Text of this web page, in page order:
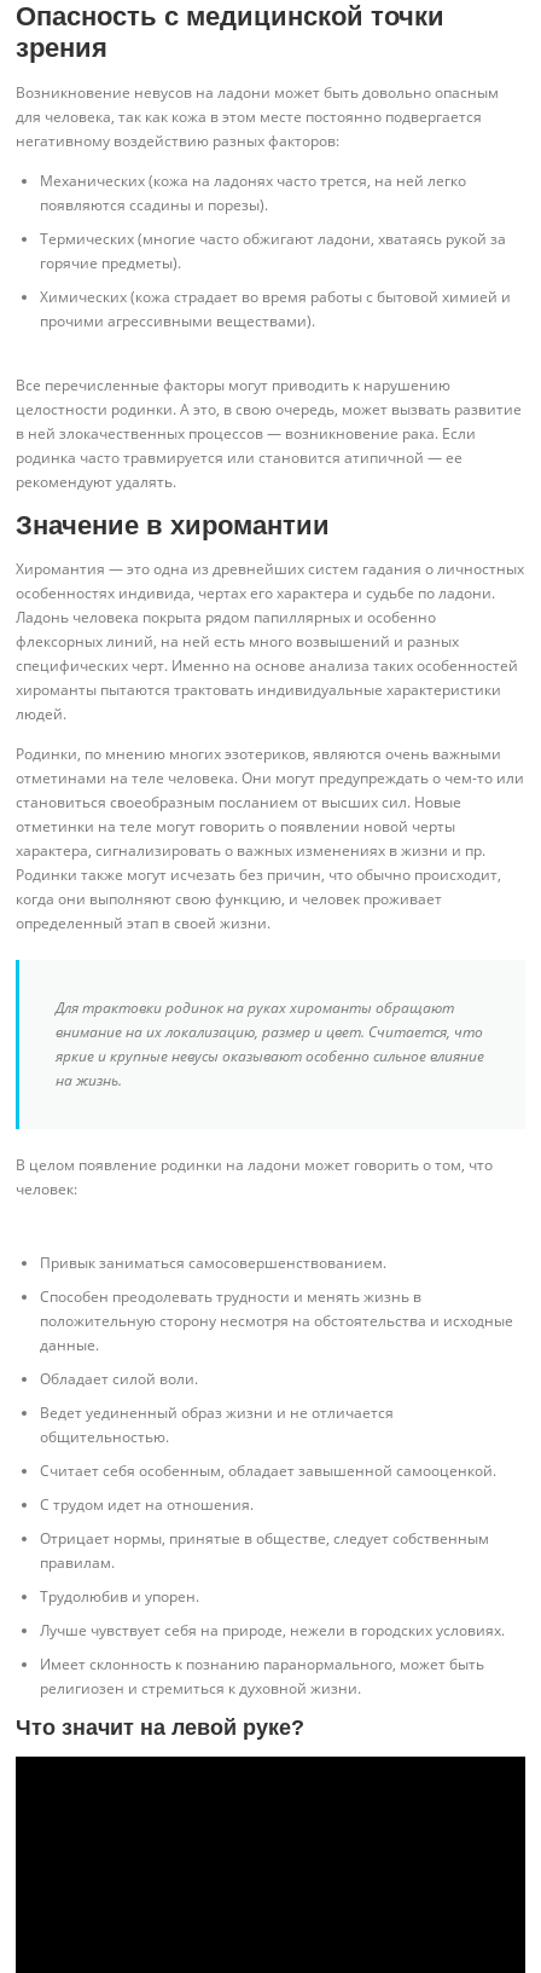
Опасность с медицинской точки
зрения
Возникновение невусов на ладони может быть довольно опасным
для человека, так как кожа в этом месте постоянно подвергается
негативному воздействию разных факторов:
Механических (кожа на ладонях часто трется, на ней легко
появляются ссадины и порезы).
Термических (многие часто обжигают ладони, хватаясь рукой за
горячие предметы).
Химических (кожа страдает во время работы с бытовой химией и
прочими агрессивными веществами).
Все перечисленные факторы могут приводить к нарушению
целостности родинки. А это, в свою очередь, может вызвать развитие
в ней злокачественных процессов — возникновение рака. Если
родинка часто травмируется или становится атипичной — ее
рекомендуют удалять.
Значение в хиромантии
Хиромантия — это одна из древнейших систем гадания о личностных
особенностях индивида, чертах его характера и судьбе по ладони.
Ладонь человека покрыта рядом папиллярных и особенно
флексорных линий, на ней есть много возвышений и разных
специфических черт. Именно на основе анализа таких особенностей
хироманты пытаются трактовать индивидуальные характеристики
людей.
Родинки, по мнению многих эзотериков, являются очень важными
отметинами на теле человека. Они могут предупреждать о чем-то или
становиться своеобразным посланием от высших сил. Новые
отметинки на теле могут говорить о появлении новой черты
характера, сигнализировать о важных изменениях в жизни и пр.
Родинки также могут исчезать без причин, что обычно происходит,
когда они выполняют свою функцию, и человек проживает
определенный этап в своей жизни.
Для трактовки родинок на руках хироманты обращают
внимание на их локализацию, размер и цвет. Считается, что
яркие и крупные невусы оказывают особенно сильное влияние
на жизнь.
В целом появление родинки на ладони может говорить о том, что
человек:
Привык заниматься самосовершенствованием.
Способен преодолевать трудности и менять жизнь в
положительную сторону несмотря на обстоятельства и исходные
данные.
Обладает силой воли.
Ведет уединенный образ жизни и не отличается
общительностью.
Считает себя особенным, обладает завышенной самооценкой.
С трудом идет на отношения.
Отрицает нормы, принятые в обществе, следует собственным
правилам.
Трудолюбив и упорен.
Лучше чувствует себя на природе, нежели в городских условиях.
Имеет склонность к познанию паранормального, может быть
религиозен и стремиться к духовной жизни.
Что значит на левой руке?